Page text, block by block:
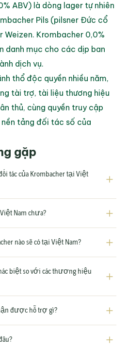
ABV) là dòng lager tự nhiên
Pils (pilsner Đức cổ
Weizen. Krombacher 0,0%
danh mục cho các dịp ban
dịch vụ.
thổ độc quyền nhiều năm,
tài trợ, tài liệu thương hiệu
thủ, cùng quyền truy cập
tảng đối tác số của
gặp
tác của Krombacher tại Việt
Nam chưa?
nào sẽ có tại Việt Nam?
biệt so với các thương hiệu
được hỗ trợ gì?